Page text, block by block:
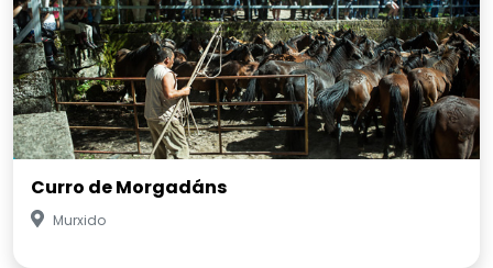
Curro de Morgadáns
Murxido